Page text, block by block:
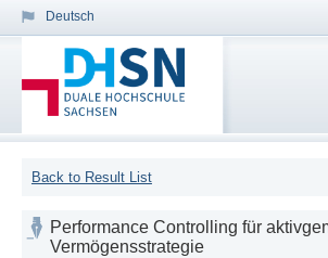
Deutsch
Back to Result List
Performance Controlling für
Vermögensstrategie